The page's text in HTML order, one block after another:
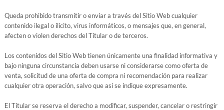
Queda prohibido transmitir o enviar a través del Sitio Web cualquier
contenido ilegal o ilícito, virus informáticos, o mensajes que, en general,
afecten o violen derechos del Titular o de terceros.
Los contenidos del Sitio Web tienen únicamente una finalidad informativa y
bajo ninguna circunstancia deben usarse ni considerarse como oferta de
venta, solicitud de una oferta de compra ni recomendación para realizar
cualquier otra operación, salvo que así se indique expresamente.
El Titular se reserva el derecho a modificar, suspender, cancelar o restringir